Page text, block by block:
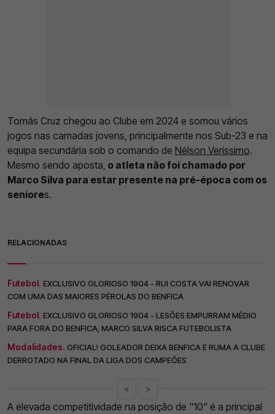
Tomás Cruz chegou ao Clube em 2024 e somou vários
jogos nas camadas jovens, principalmente nos Sub-23 e na
equipa secundária sob o comando de Nélson Veríssimo.
Mesmo sendo aposta, o atleta não foi chamado por
Marco Silva para estar presente na pré-época com os
seniores.
RELACIONADAS
Futebol. EXCLUSIVO GLORIOSO 1904 - RUI COSTA VAI RENOVAR
COM UMA DAS MAIORES PÉROLAS DO BENFICA
Futebol. EXCLUSIVO GLORIOSO 1904 - LESÕES EMPURRAM MÉDIO
PARA FORA DO BENFICA; MARCO SILVA RISCA FUTEBOLISTA
Modalidades. OFICIAL! GOLEADOR DEIXA BENFICA E RUMA A CLUBE
DERROTADO NA FINAL DA LIGA DOS CAMPEÕES
< >
A elevada competitividade na posição de "10" é a principal